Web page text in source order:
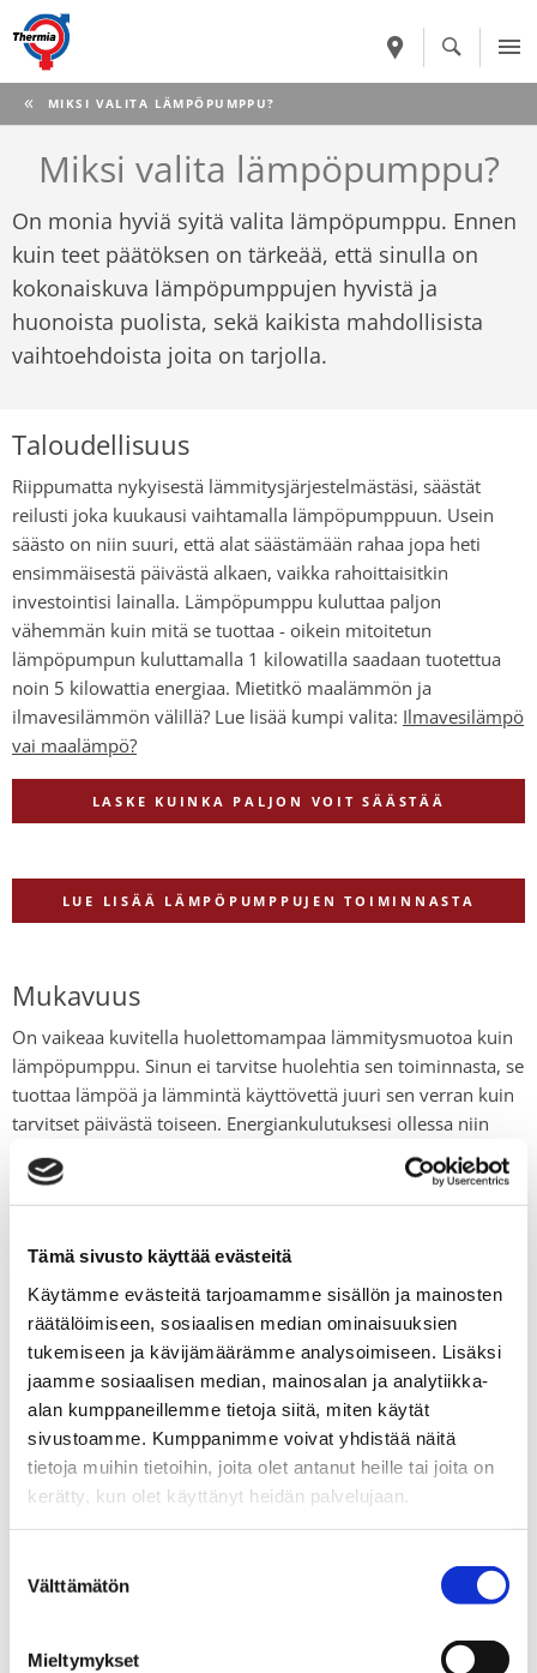
Tämä sivusto käyttää evästeitä
Käytämme evästeitä tarjoamamme sisällön ja mainosten
räätälöimiseen, sosiaalisen median ominaisuuksien
tukemiseen ja kävijämäärämme analysoimiseen. Lisäksi
jaamme sosiaalisen median, mainosalan ja analytiikka-
alan kumppaneillemme tietoja siitä, miten käytät
sivustoamme. Kumppanimme voivat yhdistää näitä
tietoja muihin tietoihin, joita olet antanut heille tai joita on
kerätty, kun olet käyttänyt heidän palvelujaan.
valinta
Välttämätön
Mieltymykset
CURRENT:
MIKSI VALITA LÄMPÖPUMPPU?
Miksi valita lämpöpumppu?
On monia hyviä syitä valita lämpöpumppu. Ennen
kuin teet päätöksen on tärkeää, että sinulla on
kokonaiskuva lämpöpumppujen hyvistä ja
huonoista puolista, sekä kaikista mahdollisista
vaihtoehdoista joita on tarjolla.
Taloudellisuus
Riippumatta nykyisestä lämmitysjärjestelmästäsi, säästät
reilusti joka kuukausi vaihtamalla lämpöpumppuun. Usein
säästo on niin suuri, että alat säästämään rahaa jopa heti
ensimmäisestä päivästä alkaen, vaikka rahoittaisitkin
investointisi lainalla. Lämpöpumppu kuluttaa paljon
vähemmän kuin mitä se tuottaa - oikein mitoitetun
lämpöpumpun kuluttamalla 1 kilowatilla saadaan tuotettua
noin 5 kilowattia energiaa. Mietitkö maalämmön ja
ilmavesilämmön välillä? Lue lisää kumpi valita: Ilmavesilämpö
vai maalämpö?
LASKE KUINKA PALJON VOIT SÄÄSTÄÄ
LUE LISÄÄ LÄMPÖPUMPPUJEN TOIMINNASTA
Mukavuus
On vaikeaa kuvitella huolettomampaa lämmitysmuotoa kuin
lämpöpumppu. Sinun ei tarvitse huolehtia sen toiminnasta, se
tuottaa lämpöä ja lämmintä käyttövettä juuri sen verran kuin
tarvitset päivästä toiseen. Energiankulutuksesi ollessa niin
alhainen, sinun ei tarvitse huolehtia myöskään
taloudellisuudesta.
JÄLLEENMYYJÄMME OSAAVAT AUTTAA SINUA
Joustavuus
Lämpöpumppu on joustava ja aikaa säästävä ratkaisu. Voit
valita sähkön miltä tahansa haluamaltasi toimittajalta, saatat
jopa tuottaa sähkösi itse hyödyntäen aurinkokennoja?
Lämpöpumppua voi myös täydentää halutessaan jollakin
muulla lämmitysjärjestelmällä. Lämpöpumppua voi myös
käyttää uima-altaan veden lämmitykseen tai sisäilman